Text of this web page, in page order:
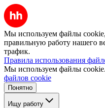
Мы используем файлы
правильную работу нашего
трафик.
Правила использования
Мы используем файлы cookie.
файлов cookie
Понятно
Ищу работу